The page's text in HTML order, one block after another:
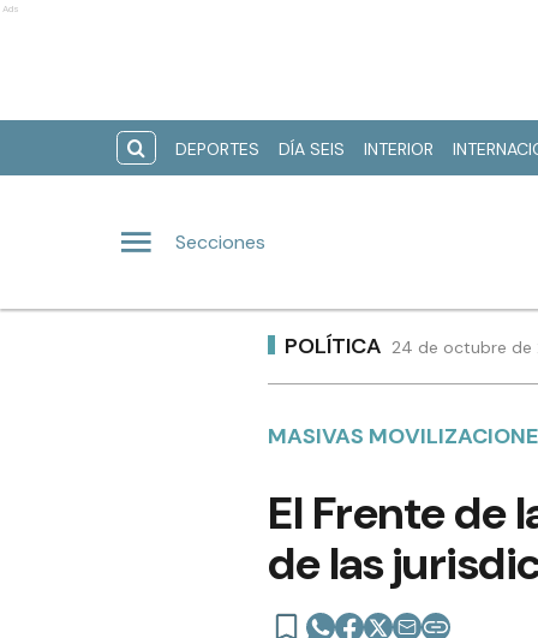
Ads
DEPORTES DÍA SEIS INTERIOR
Secciones
POLÍTICA 24 de octubre de
MASIVAS
El Frente de
de las